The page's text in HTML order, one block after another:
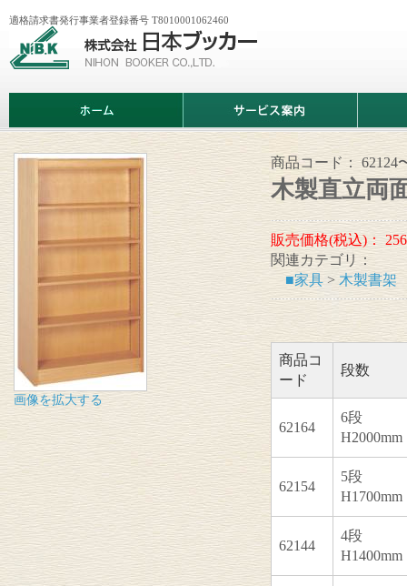
会
日
ッ
カ
適格請求書発行事業者登録番号 T8010001062460
ム
ビ
情
画像を拡大する
商品コード： 62124
木製直立両
販売価格(税込)：
関連カテゴリ：
■家具> 木製書架
商品コ
ード
段数
62164
6段
H2000mm
62154
5段
H1700mm
62144
4段
H1400mm